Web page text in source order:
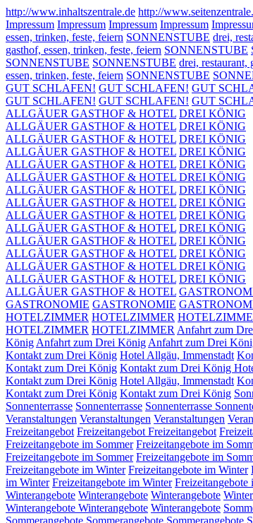
http://www.inhaltszentrale.de http://
Impressum Impressum Impressum Impressum
essen, trinken, feste, feiern SONNENSTUBE drei,
gasthof, essen, trinken, feste, feiern SONNENSTUBE
SONNENSTUBE SONNENSTUBE drei, restaurant,
essen, trinken, feste, feiern SONNENSTUBE
GUT SCHLAFEN! GUT SCHLAFEN! GUT
GUT SCHLAFEN! GUT SCHLAFEN! GUT
ALLGÄUER GASTHOF & HOTEL DREI KÖNIG
ALLGÄUER GASTHOF & HOTEL DREI KÖNIG
ALLGÄUER GASTHOF & HOTEL DREI KÖNIG
ALLGÄUER GASTHOF & HOTEL DREI KÖNIG
ALLGÄUER GASTHOF & HOTEL DREI KÖNIG
ALLGÄUER GASTHOF & HOTEL DREI KÖNIG
ALLGÄUER GASTHOF & HOTEL DREI KÖNIG
ALLGÄUER GASTHOF & HOTEL DREI KÖNIG
ALLGÄUER GASTHOF & HOTEL DREI KÖNIG
ALLGÄUER GASTHOF & HOTEL DREI KÖNIG
ALLGÄUER GASTHOF & HOTEL DREI KÖNIG
ALLGÄUER GASTHOF & HOTEL DREI KÖNIG
ALLGÄUER GASTHOF & HOTEL DREI KÖNIG
ALLGÄUER GASTHOF & HOTEL DREI KÖNIG
ALLGÄUER GASTHOF & HOTEL
GASTRONOMIE GASTRONOMIE
HOTELZIMMER HOTELZIMMER
HOTELZIMMER HOTELZIMMER Anfahrt zum
König Anfahrt zum Drei König Anfahrt zum Drei
Kontakt zum Drei König Hotel Allgäu, Immenstadt
Kontakt zum Drei König Kontakt zum Drei König
Kontakt zum Drei König Hotel Allgäu, Immenstadt
Kontakt zum Drei König Kontakt zum Drei König
Sonnenterrasse Sonnenterrasse Sonnenterrasse
Veranstaltungen Veranstaltungen Veranstaltungen
Freizeitangebot Freizeitangebot Freizeitangebot
Freizeitangebote im Sommer Freizeitangebote im
Freizeitangebote im Sommer Freizeitangebote im
Freizeitangebote im Winter Freizeitangebote im Winter
im Winter Freizeitangebote im Winter Freizeitangebote
Winterangebote Winterangebote Winterangebote
Winterangebote Winterangebote Winterangebote
Sommerangebote Sommerangebote Sommerangebote